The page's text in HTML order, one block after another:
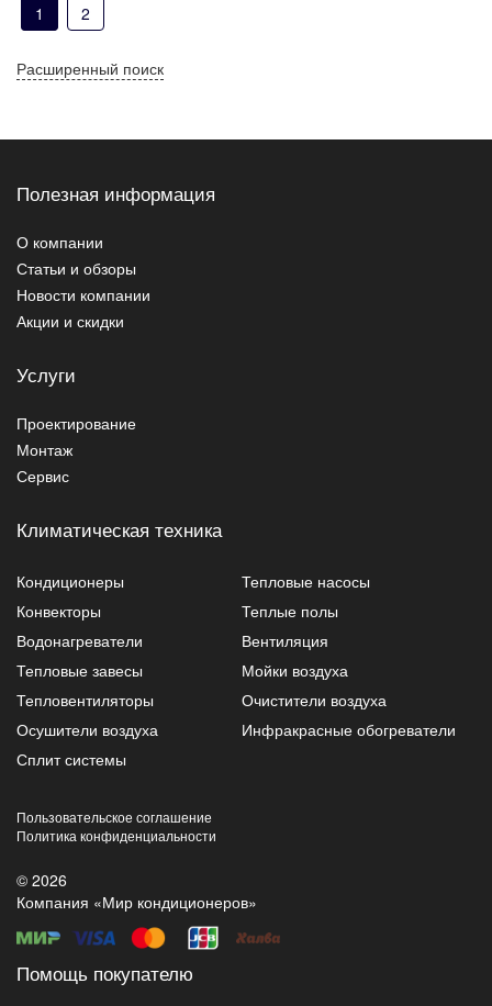
1 2
Расширенный поиск
Полезная информация
О компании
Статьи и обзоры
Новости компании
Акции и скидки
Услуги
Проектирование
Монтаж
Сервис
Климатическая техника
Кондиционеры
Тепловые насосы
Конвекторы
Теплые полы
Водонагреватели
Вентиляция
Тепловые завесы
Мойки воздуха
Тепловентиляторы
Очистители воздуха
Осушители воздуха
Инфракрасные обогреватели
Сплит системы
Пользовательское соглашение
Политика конфиденциальности
© 2026
Компания «Мир кондиционеров»
Помощь покупателю